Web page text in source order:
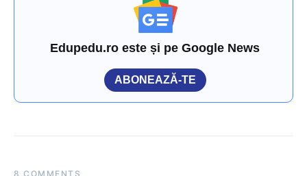
Edupedu.ro este și pe Google News
ABONEAZĂ-TE
8 COMMENTS